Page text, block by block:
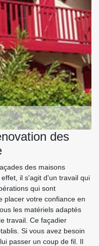
des
des maisons
il s'agit d'un travail qui
qui sont
placer votre confiance en
les matériels adaptés
travail. Ce façadier
Si vous avez besoin
passer un coup de fil. Il